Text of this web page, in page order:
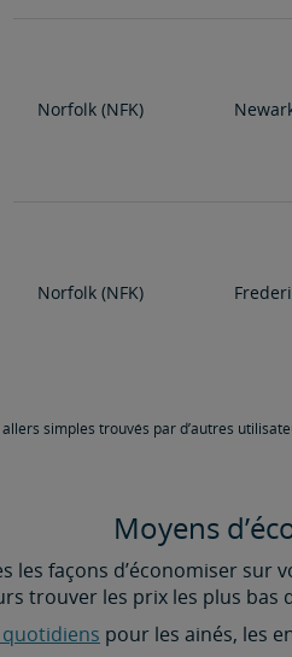
Norfolk (NFK)
Norfolk (NFK)
simples trouvés par d’autres
Moyens
les façons d’économiser
trouver les prix les plus bas
pour les ainés, les